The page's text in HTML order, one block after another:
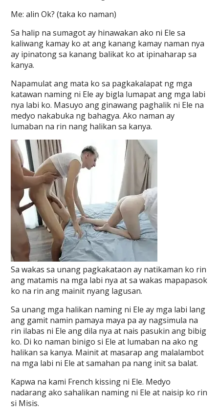
Me: alin Ok? (taka ko naman)
Sa halip na sumagot ay hinawakan ako ni Ele sa
kaliwang kamay ko at ang kanang kamay naman nya
ay ipinatong sa kanang balikat ko at ipinaharap sa
kanya.
Napamulat ang mata ko sa pagkakalapat ng mga
katawan naming ni Ele ay bigla lumapat ang mga labi
nya labi ko. Masuyo ang ginawang paghalik ni Ele na
medyo nakabuka ng bahagya. Ako naman ay
lumaban na rin nang halikan sa kanya.
Sa wakas sa unang pagkakataon ay natikaman ko rin
ang matamis na mga labi nya at sa wakas mapapasok
ko na rin ang mainit nyang lagusan.
Sa unang mga halikan naming ni Ele ay mga labi lang
ang gamit namin pamaya maya pa ay nagsimula na
rin ilabas ni Ele ang dila nya at nais pasukin ang bibig
ko. Di ko naman binigo si Ele at lumaban na ako ng
halikan sa kanya. Mainit at masarap ang malalambot
na mga labi ni Ele at samahan pa nang init sa balat.
Kapwa na kami French kissing ni Ele. Medyo
nadarang ako sahalikan naming ni Ele at naisip ko rin
si Misis.